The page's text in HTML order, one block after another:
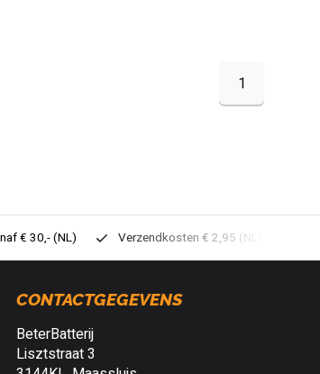
1
€ 30,- (NL) Verzendkosten € 2,95 (NL)
CONTACTGEGEVENS
BeterBatterij
Lisztstraat 3